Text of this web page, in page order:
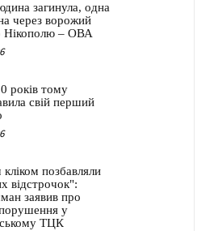
загинула, одна
через ворожий
Нікополю – ОВА
років тому
свій перший
позбавляли
відстрочок":
заявив про
у
ТЦК